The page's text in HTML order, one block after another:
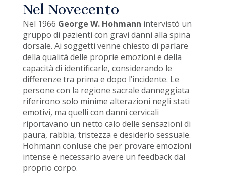
Nel Novecento
Nel 1966 George W. Hohmann intervistò un
gruppo di pazienti con gravi danni alla spina
dorsale. Ai soggetti venne chiesto di parlare
della qualità delle proprie emozioni e della
capacità di identificarle, considerando le
differenze tra prima e dopo l’incidente. Le
persone con la regione sacrale danneggiata
riferirono solo minime alterazioni negli stati
emotivi, ma quelli con danni cervicali
riportavano un netto calo delle sensazioni di
paura, rabbia, tristezza e desiderio sessuale.
Hohmann conluse che per provare emozioni
intense è necessario avere un feedback dal
proprio corpo.